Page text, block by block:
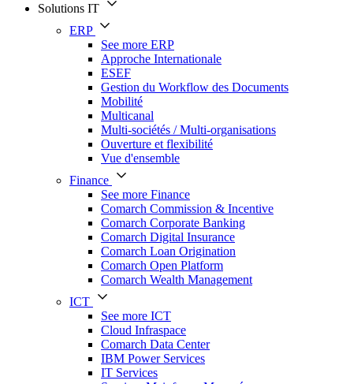
Solutions IT
ERP
See more ERP
Approche Internationale
ESEF
Gestion du Workflow des Documents
Mobilité
Multicanal
Multi-sociétés / Multi-organisations
Ouverture et flexibilité
Vue d'ensemble
Finance
See more Finance
Comarch Commission & Incentive
Comarch Corporate Banking
Comarch Digital Insurance
Comarch Loan Origination
Comarch Open Platform
Comarch Wealth Management
ICT
See more ICT
Cloud Infraspace
Comarch Data Center
IBM Power Services
IT Services